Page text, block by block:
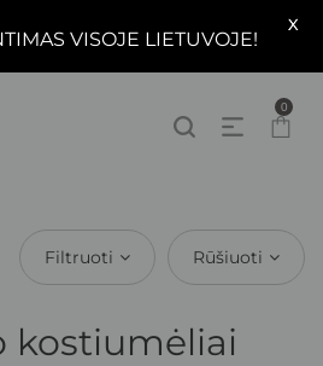
0
Filtruoti Rūšiuoti
kostiumėliai
VISOJE LIETUVOJE!
X